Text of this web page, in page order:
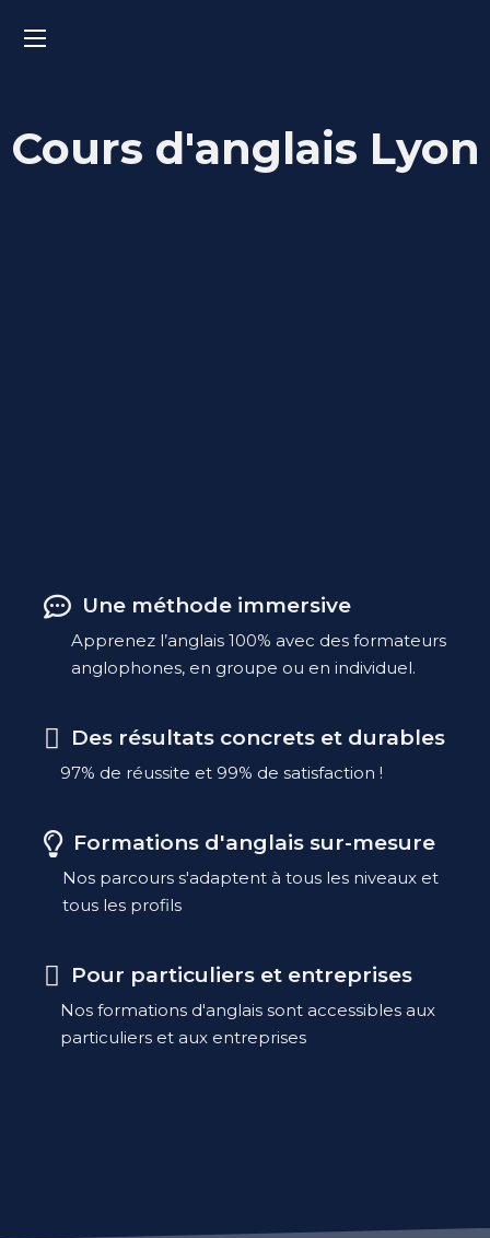
Cours d'anglais Lyon
Une méthode immersive
Apprenez l’anglais 100% avec des formateurs
anglophones, en groupe ou en individuel.
Des résultats concrets et durables
97% de réussite et 99% de satisfaction !
Formations d'anglais sur-mesure
Nos parcours s'adaptent à tous les niveaux et
tous les profils
Pour particuliers et entreprises
Nos formations d'anglais sont accessibles aux
particuliers et aux entreprises